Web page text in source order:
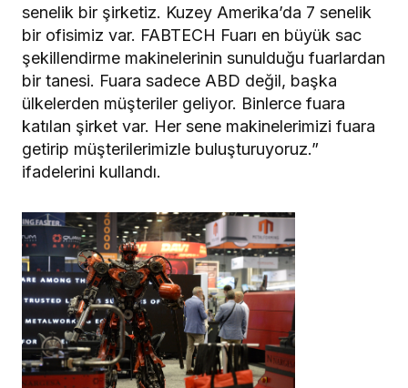
senelik bir şirketiz. Kuzey Amerika’da 7 senelik
bir ofisimiz var. FABTECH Fuarı en büyük sac
şekillendirme makinelerinin sunulduğu fuarlardan
bir tanesi. Fuara sadece ABD değil, başka
ülkelerden müşteriler geliyor. Binlerce fuara
katılan şirket var. Her sene makinelerimizi fuara
getirip müşterilerimizle buluşturuyoruz.”
ifadelerini kullandı.